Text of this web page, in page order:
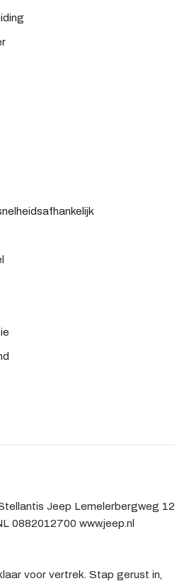
Jeep Lemelerbergweg 12
0882012700 www.jeep.nl
voor vertrek. Stap gerust in,